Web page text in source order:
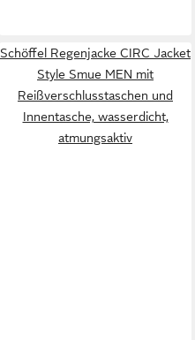
Schöffel Regenjacke CIRC Jacket
Style Smue MEN mit
Reißverschlusstaschen und
Innentasche, wasserdicht,
atmungsaktiv